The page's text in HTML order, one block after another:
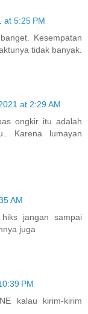
at 5:25 PM
Kesempatan
tidak banyak.
at 2:29 AM
ongkir itu adalah
Karena lumayan
AM
jangan sampai
juga
PM
kalau kirim-kirim